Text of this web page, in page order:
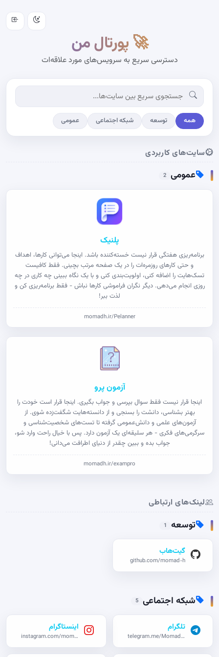
🚀 پورتال من
دسترسی سریع به سرویس‌های مورد علاقه‌ات
همه توسعه شبکه اجتماعی عمومی
سایت‌های کاربردی
عمومی 2
پلنیک
برنامه‌ریزی هفتگی قرار نیست خسته‌کننده باشد. اینجا می‌توانی کارها، اهداف
و حتی کارهای روزمره‌ات را در یک صفحه مرتب بچینی. فقط کافیست
تسک‌هایت را اضافه کنی، اولویت‌بندی کنی و با یک نگاه ببینی چه کاری در چه
روزی انجام می‌دهی. دیگر نگران فراموشی کارها نباش - فقط برنامه‌ریزی کن و
لذت ببر!
momadh.ir/Pelanner
آزمون پرو
اینجا قرار نیست فقط سوال بپرسی و جواب بگیری. اینجا قرار است خودت را
بهتر بشناسی، دانشت را بسنجی و از دانسته‌هایت شگفت‌زده شوی. از
آزمون‌های علمی و دانش‌عمومی گرفته تا تست‌های شخصیت‌شناسی و
سرگرمی‌های فکری - هر سلیقه‌ای یک آزمون دارد. پس با خیال راحت وارد شو،
جواب بده و ببین چقدر از دنیای اطرافت می‌دانی!
momadh.ir/exampro
لینک‌های ارتباطی
توسعه 1
گیت‌هاب
github.com/momad-h
شبکه اجتماعی 5
تلگرام
telegram.me/Momadho
اینستاگرام
instagram.com/momad_h